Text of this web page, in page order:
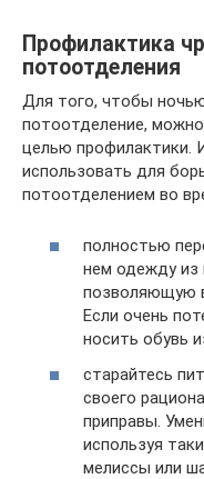
Профилактика
потоотделения
Для того, чтобы
потоотделение,
целью профилактики.
использовать для
потоотделением во
полностью
нем одежду из
позволяющую
Если очень
носить обувь
старайтесь
своего
приправы.
используя
мелиссы или